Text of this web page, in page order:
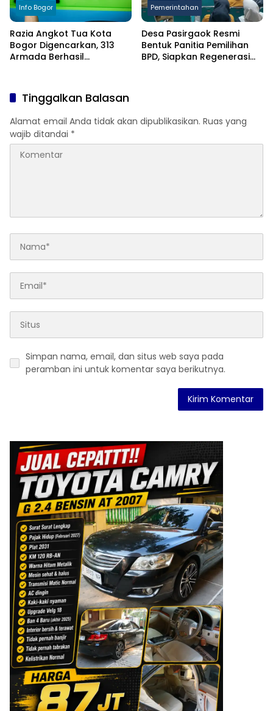
Info Bogor
Razia Angkot Tua Kota
Bogor Digencarkan, 313
Armada Berhasil
Pemerintahan
Desa Pasirgaok Resmi
Bentuk Panitia Pemilihan
BPD, Siapkan Regenerasi
Tinggalkan Balasan
Alamat email Anda tidak akan dipublikasikan. Ruas yang
wajib ditandai *
Simpan nama, email, dan situs web saya pada
peramban ini untuk komentar saya berikutnya.